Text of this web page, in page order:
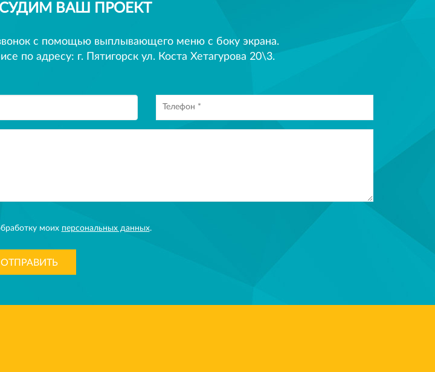
ВАШ ПРОЕКТ
с помощью выплывающего меню с боку экрана.
по адресу: г. Пятигорск ул. Коста Хетагурова 20\3.
моих персональных данных.
ОТПРАВИТЬ